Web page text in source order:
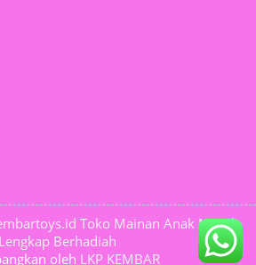
Toko Mainan Anak Murah
Lengkap Berhadiah
oleh LKP KEMBAR